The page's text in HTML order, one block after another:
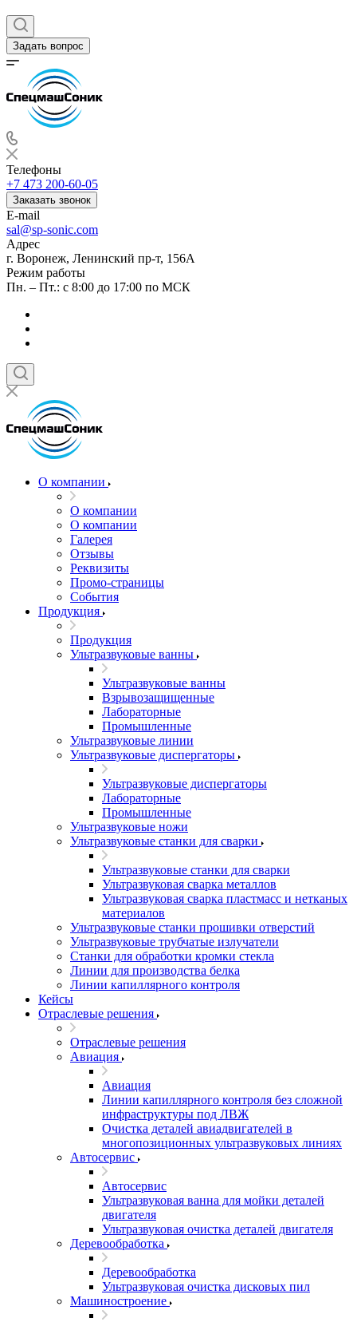
Задать вопрос
Телефоны
+7 473 200-60-05
Заказать звонок
E-mail
sal@sp-sonic.com
Адрес
г. Воронеж, Ленинский пр-т, 156А
Режим работы
Пн. – Пт.: с 8:00 до 17:00 по МСК
О компании
О компании
О компании
Галерея
Отзывы
Реквизиты
Промо-страницы
События
Продукция
Продукция
Ультразвуковые ванны
Ультразвуковые ванны
Взрывозащищенные
Лабораторные
Промышленные
Ультразвуковые линии
Ультразвуковые диспергаторы
Ультразвуковые диспергаторы
Лабораторные
Промышленные
Ультразвуковые ножи
Ультразвуковые станки для сварки
Ультразвуковые станки для сварки
Ультразвуковая сварка металлов
Ультразвуковая сварка пластмасс и нетканых
материалов
Ультразвуковые станки прошивки отверстий
Ультразвуковые трубчатые излучатели
Станки для обработки кромки стекла
Линии для производства белка
Линии капиллярного контроля
Кейсы
Отраслевые решения
Отраслевые решения
Авиация
Авиация
Линии капиллярного контроля без сложной
инфраструктуры под ЛВЖ
Очистка деталей авиадвигателей в
многопозиционных ультразвуковых линиях
Автосервис
Автосервис
Ультразвуковая ванна для мойки деталей
двигателя
Ультразвуковая очистка деталей двигателя
Деревообработка
Деревообработка
Ультразвуковая очистка дисковых пил
Машиностроение